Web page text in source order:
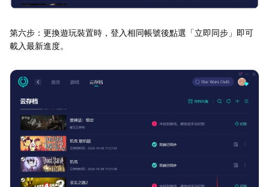
第六步：更換遊玩裝置時，登入相同帳號後點選「立即同步」即可
載入最新進度。